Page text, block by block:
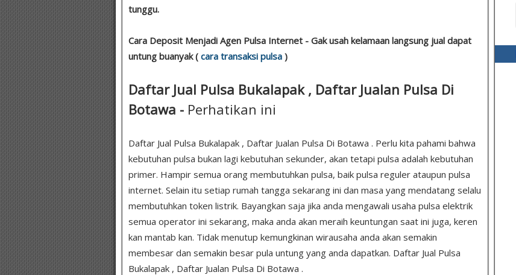
tunggu.
Cara Deposit Menjadi Agen Pulsa Internet - Gak usah kelamaan langsung jual dapat
untung buanyak ( cara transaksi pulsa )
Daftar Jual Pulsa Bukalapak , Daftar Jualan Pulsa Di
Botawa - Perhatikan ini
Daftar Jual Pulsa Bukalapak , Daftar Jualan Pulsa Di Botawa . Perlu kita pahami bahwa
kebutuhan pulsa bukan lagi kebutuhan sekunder, akan tetapi pulsa adalah kebutuhan
primer. Hampir semua orang membutuhkan pulsa, baik pulsa reguler ataupun pulsa
internet. Selain itu setiap rumah tangga sekarang ini dan masa yang mendatang selalu
membutuhkan token listrik. Bayangkan saja jika anda mengawali usaha pulsa elektrik
semua operator ini sekarang, maka anda akan meraih keuntungan saat ini juga, keren
kan mantab kan. Tidak menutup kemungkinan wirausaha anda akan semakin
membesar dan semakin besar pula untung yang anda dapatkan. Daftar Jual Pulsa
Bukalapak , Daftar Jualan Pulsa Di Botawa .